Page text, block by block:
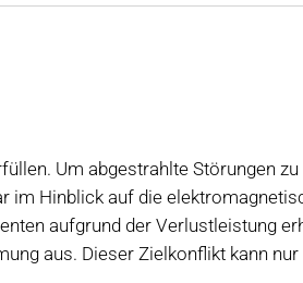
Um abgestrahlte Störungen
im Hinblick auf die
aufgrund der Verlustleistung
aus. Dieser Zielkonflikt kann